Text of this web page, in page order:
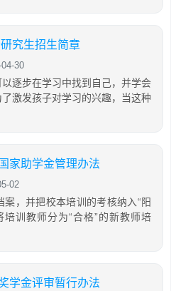
究生招生简章
30
逐步在学习中找到自己，并学会
激发孩子对学习的兴趣，当这种
家助学金管理办法
02
，并把校本培训的考核纳入“阳
训教师分为“合格”的新教师培
学金评审暂行办法